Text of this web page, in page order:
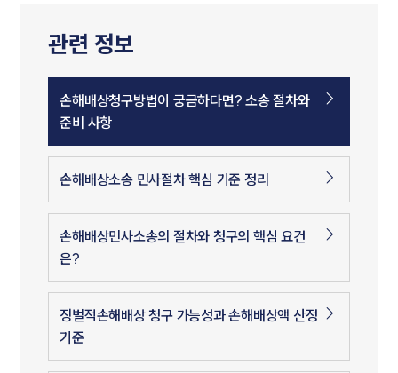
관련 정보
손해배상청구방법이 궁금하다면? 소송 절차와
준비 사항
손해배상소송 민사절차 핵심 기준 정리
손해배상민사소송의 절차와 청구의 핵심 요건
은?
징벌적손해배상 청구 가능성과 손해배상액 산정
기준